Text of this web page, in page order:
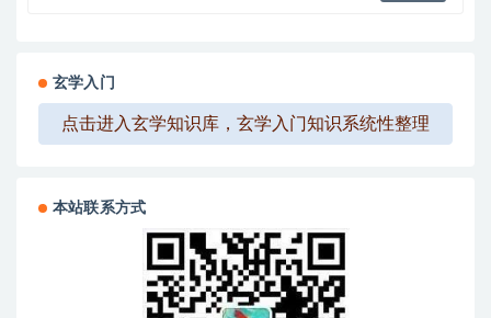
玄学入门
点击进入玄学知识库，玄学入门知识系统性整理
本站联系方式